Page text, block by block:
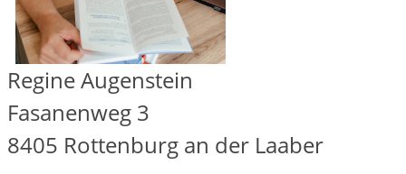
Regine Augenstein
Fasanenweg 3
8405 Rottenburg an der Laaber